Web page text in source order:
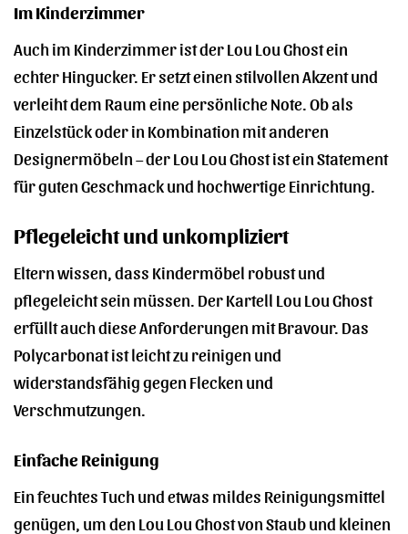
Im Kinderzimmer
Auch im Kinderzimmer ist der Lou Lou Ghost ein
echter Hingucker. Er setzt einen stilvollen Akzent und
verleiht dem Raum eine persönliche Note. Ob als
Einzelstück oder in Kombination mit anderen
Designermöbeln – der Lou Lou Ghost ist ein Statement
für guten Geschmack und hochwertige Einrichtung.
Pflegeleicht und unkompliziert
Eltern wissen, dass Kindermöbel robust und
pflegeleicht sein müssen. Der Kartell Lou Lou Ghost
erfüllt auch diese Anforderungen mit Bravour. Das
Polycarbonat ist leicht zu reinigen und
widerstandsfähig gegen Flecken und
Verschmutzungen.
Einfache Reinigung
Ein feuchtes Tuch und etwas mildes Reinigungsmittel
genügen, um den Lou Lou Ghost von Staub und kleinen